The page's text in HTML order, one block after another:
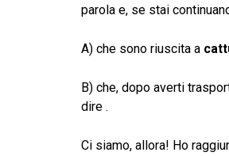
parola e, se stai
A) che sono riuscita a
B) che, dopo averti
dire .
Ci siamo, allora! Ho